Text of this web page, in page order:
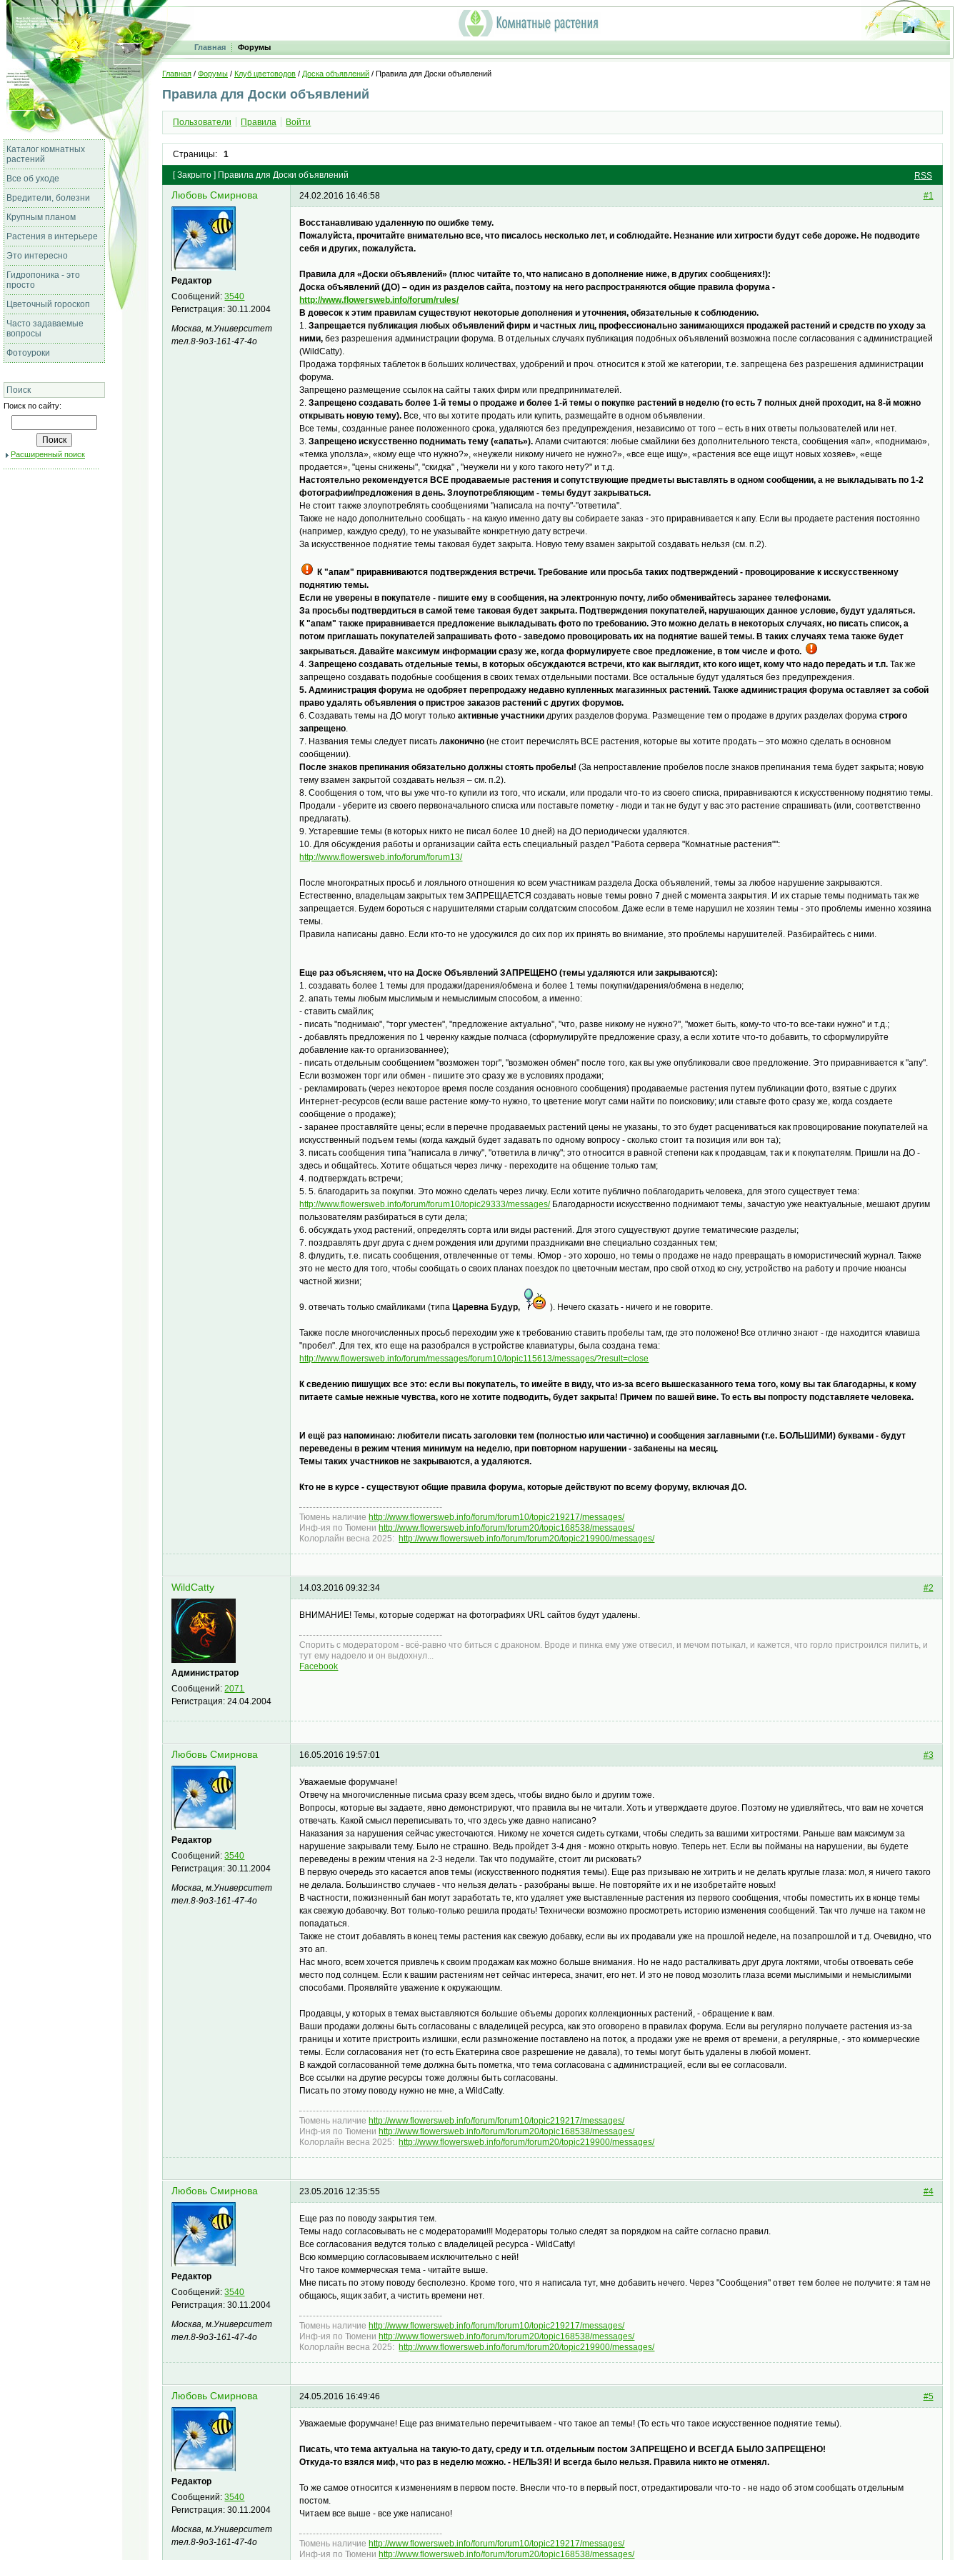
Главная Форумы
Каталог комнатных
растений
Все об уходе
Вредители, болезни
Крупным планом
Растения в интерьере
Это интересно
Гидропоника - это
просто
Цветочный гороскоп
Часто задаваемые
вопросы
Фотоуроки
Поиск
Поиск по сайту:
Расширенный поиск
Главная / Форумы / Клуб цветоводов / Доска объявлений / Правила для Доски объявлений
Правила для Доски объявлений
Пользователи Правила Войти
Страницы: 1
RSS
[Закрыто] Правила для Доски объявлений
Любовь Смирнова
Редактор
Сообщений:3540
Регистрация:30.11.2004
Москва, м.Университет
тел.8-9о3-161-47-4о
#1
24.02.2016 16:46:58
Восстанавливаю удаленную по ошибке тему.
Пожалуйста, прочитайте внимательно все, что писалось несколько лет, и соблюдайте. Незнание или хитрости будут себе дороже. Не подводите
себя и других, пожалуйста.
Правила для «Доски объявлений» (плюс читайте то, что написано в дополнение ниже, в других сообщениях!):
Доска объявлений (ДО) – один из разделов сайта, поэтому на него распространяются общие правила форума -
http://www.flowersweb.info/forum/rules/
В довесок к этим правилам существуют некоторые дополнения и уточнения, обязательные к соблюдению.
1.Запрещается публикация любых объявлений фирм и частных лиц, профессионально занимающихся продажей растений и средств по уходу за
ними, без разрешения администрации форума. В отдельных случаях публикация подобных объявлений возможна после согласования с администрацией
(WildCatty).
Продажа торфяных таблеток в больших количествах, удобрений и проч. относится к этой же категории, т.е. запрещена без разрешения администрации
форума.
Запрещено размещение ссылок на сайты таких фирм или предпринимателей.
2.Запрещено создавать более 1-й темы о продаже и более 1-й темы о покупке растений в неделю (то есть 7 полных дней проходит, на 8-й можно
открывать новую тему). Все, что вы хотите продать или купить, размещайте в одном объявлении.
Все темы, созданные ранее положенного срока, удаляются без предупреждения, независимо от того – есть в них ответы пользователей или нет.
3.Запрещено искусственно поднимать тему («апать»). Апами считаются: любые смайлики без дополнительного текста, сообщения «ап», «поднимаю»,
«темка уползла», «кому еще что нужно?», «неужели никому ничего не нужно?», «все еще ищу», «растения все еще ищут новых хозяев», «еще
продается», "цены снижены", "скидка" , "неужели ни у кого такого нету?" и т.д.
Настоятельно рекомендуется ВСЕ продаваемые растения и сопутствующие предметы выставлять в одном сообщении, а не выкладывать по 1-2
фотографии/предложения в день. Злоупотребляющим - темы будут закрываться.
Не стоит также злоупотреблять сообщениями "написала на почту"-"ответила".
Также не надо дополнительно сообщать - на какую именно дату вы собираете заказ - это приравнивается к апу. Если вы продаете растения постоянно
(например, каждую среду), то не указывайте конкретную дату встречи.
За искусственное поднятие темы таковая будет закрыта. Новую тему взамен закрытой создавать нельзя (см. п.2).
К "апам" приравниваются подтверждения встречи. Требование или просьба таких подтверждений - провоцирование к исскусственному
поднятию темы.
Если не уверены в покупателе - пишите ему в сообщения, на электронную почту, либо обменивайтесь заранее телефонами.
За просьбы подтвердиться в самой теме таковая будет закрыта. Подтверждения покупателей, нарушающих данное условие, будут удаляться.
К "апам" также приравнивается предложение выкладывать фото по требованию. Это можно делать в некоторых случаях, но писать список, а
потом приглашать покупателей запрашивать фото - заведомо провоцировать их на поднятие вашей темы. В таких случаях тема также будет
закрываться. Давайте максимум информации сразу же, когда формулируете свое предложение, в том числе и фото.
4. Запрещено создавать отдельные темы, в которых обсуждаются встречи, кто как выглядит, кто кого ищет, кому что надо передать и т.п. Так же
запрещено создавать подобные сообщения в своих темах отдельными постами. Все остальные будут удаляться без предупреждения.
5. Администрация форума не одобряет перепродажу недавно купленных магазинных растений. Также администрация форума оставляет за собой
право удалять объявления о пристрое заказов растений с других форумов.
6. Создавать темы на ДО могут толькоактивные участники других разделов форума. Размещение тем о продаже в других разделах форумастрого
запрещено.
7. Названия темы следует писатьлаконично(не стоит перечислять ВСЕ растения, которые вы хотите продать – это можно сделать в основном
сообщении).
После знаков препинания обязательно должны стоять пробелы! (За непроставление пробелов после знаков препинания тема будет закрыта; новую
тему взамен закрытой создавать нельзя – см. п.2).
8. Сообщения о том, что вы уже что-то купили из того, что искали, или продали что-то из своего списка, приравниваются к искусственному поднятию темы.
Продали - уберите из своего первоначального списка или поставьте пометку - люди и так не будут у вас это растение спрашивать (или, соответственно
предлагать).
9. Устаревшие темы (в которых никто не писал более 10 дней) на ДО периодически удаляются.
10. Для обсуждения работы и организации сайта есть специальный раздел "Работа сервера "Комнатные растения"":
http://www.flowersweb.info/forum/forum13/
После многократных просьб и лояльного отношения ко всем участникам раздела Доска объявлений, темы за любое нарушение закрываются.
Естественно, владельцам закрытых тем ЗАПРЕЩАЕТСЯ создавать новые темы ровно 7 дней с момента закрытия. И их старые темы поднимать так же
запрещается. Будем бороться с нарушителями старым солдатским способом. Даже если в теме нарушил не хозяин темы - это проблемы именно хозяина
темы.
Правила написаны давно. Если кто-то не удосужился до сих пор их принять во внимание, это проблемы нарушителей. Разбирайтесь с ними.
Еще раз объясняем, что на Доске Объявлений ЗАПРЕЩЕНО (темы удаляются или закрываются):
1. создавать более 1 темы для продажи/дарения/обмена и более 1 темы покупки/дарения/обмена в неделю;
2. апать темы любым мыслимым и немыслимым способом, а именно:
- ставить смайлик;
- писать "поднимаю", "торг уместен", "предложение актуально", "что, разве никому не нужно?", "может быть, кому-то что-то все-таки нужно" и т.д.;
- добавлять предложения по 1 черенку каждые полчаса (сформулируйте предложение сразу, а если хотите что-то добавить, то сформулируйте
добавление как-то организованнее);
- писать отдельным сообщением "возможен торг", "возможен обмен" после того, как вы уже опубликовали свое предложение. Это приравнивается к "апу".
Если возможен торг или обмен - пишите это сразу же в условиях продажи;
- рекламировать (через некоторое время после создания основного сообщения) продаваемые растения путем публикации фото, взятые с других
Интернет-ресурсов (если ваше растение кому-то нужно, то цветение могут сами найти по поисковику; или ставьте фото сразу же, когда создаете
сообщение о продаже);
- заранее проставляйте цены; если в перечне продаваемых растений цены не указаны, то это будет расцениваться как провоцирование покупателей на
искусственный подъем темы (когда каждый будет задавать по одному вопросу - сколько стоит та позиция или вон та);
3. писать сообщения типа "написала в личку", "ответила в личку"; это относится в равной степени как к продавцам, так и к покупателям. Пришли на ДО -
здесь и общайтесь. Хотите общаться через личку - переходите на общение только там;
4. подтверждать встречи;
5. 5. благодарить за покупки. Это можно сделать через личку. Если хотите публично поблагодарить человека, для этого существует тема:
http://www.flowersweb.info/forum/forum10/topic29333/messages/Благодарности искусственно поднимают темы, зачастую уже неактуальные, мешают другим
пользователям разбираться в сути дела;
6. обсуждать уход растений, определять сорта или виды растений. Для этого сущуествуют другие тематические разделы;
7. поздравлять друг друга с днем рождения или другими праздниками вне специально созданных тем;
8. флудить, т.е. писать сообщения, отвлеченные от темы. Юмор - это хорошо, но темы о продаже не надо превращать в юмористический журнал. Также
это не место для того, чтобы сообщать о своих планах поездок по цветочным местам, про свой отход ко сну, устройство на работу и прочие нюансы
частной жизни;
9. отвечать только смайликами (типаЦаревна Будур, ). Нечего сказать - ничего и не говорите.
Также после многочисленных просьб переходим уже к требованию ставить пробелы там, где это положено! Все отлично знают - где находится клавиша
"пробел". Для тех, кто еще на разобрался в устройстве клавиатуры, была создана тема:
http://www.flowersweb.info/forum/messages/forum10/topic115613/messages/?result=close
К сведению пишущих все это: если вы покупатель, то имейте в виду, что из-за всего вышесказанного тема того, кому вы так благодарны, к кому
питаете самые нежные чувства, кого не хотите подводить, будет закрыта! Причем по вашей вине. То есть вы попросту подставляете человека.
И ещё раз напоминаю: любители писать заголовки тем (полностью или частично) и сообщения заглавными (т.е. БОЛЬШИМИ) буквами - будут
переведены в режим чтения минимум на неделю, при повторном нарушении - забанены на месяц.
Темы таких участников не закрываются, а удаляются.
Кто не в курсе - существуют общие правила форума, которые действуют по всему форуму, включая ДО.
Тюмень наличие http://www.flowersweb.info/forum/forum10/topic219217/messages/
Инф-ия по Тюмени http://www.flowersweb.info/forum/forum20/topic168538/messages/
Колорлайн весна 2025: http://www.flowersweb.info/forum/forum20/topic219900/messages/
WildCatty
Администратор
Сообщений:2071
Регистрация:24.04.2004
#2
14.03.2016 09:32:34
ВНИМАНИЕ! Темы, которые содержат на фотографиях URL сайтов будут удалены.
Спорить с модератором - всё-равно что биться с драконом. Вроде и пинка ему уже отвесил, и мечом потыкал, и кажется, что горло пристроился пилить, и
тут ему надоело и он выдохнул...
Facebook
Любовь Смирнова
Редактор
Сообщений:3540
Регистрация:30.11.2004
Москва, м.Университет
тел.8-9о3-161-47-4о
#3
16.05.2016 19:57:01
Уважаемые форумчане!
Отвечу на многочисленные письма сразу всем здесь, чтобы видно было и другим тоже.
Вопросы, которые вы задаете, явно демонстрируют, что правила вы не читали. Хоть и утверждаете другое. Поэтому не удивляйтесь, что вам не хочется
отвечать. Какой смысл переписывать то, что здесь уже давно написано?
Наказания за нарушения сейчас ужесточаются. Никому не хочется сидеть сутками, чтобы следить за вашими хитростями. Раньше вам максимум за
нарушение закрывали тему. Было не страшно. Ведь пройдет 3-4 дня - можно открыть новую. Теперь нет. Если вы пойманы на нарушении, вы будете
переведены в режим чтения на 2-3 недели. Так что подумайте, стоит ли рисковать?
В первую очередь это касается апов темы (искусственного поднятия темы). Еще раз призываю не хитрить и не делать круглые глаза: мол, я ничего такого
не делала. Большинство случаев - что нельзя делать - разобраны выше. Не повторяйте их и не изобретайте новых!
В частности, пожизненный бан могут заработать те, кто удаляет уже выставленные растения из первого сообщения, чтобы поместить их в конце темы
как свежую добавочку. Вот только-только решила продать! Технически возможно просмотреть историю изменения сообщений. Так что лучше на таком не
попадаться.
Также не стоит добавлять в конец темы растения как свежую добавку, если вы их продавали уже на прошлой неделе, на позапрошлой и т.д. Очевидно, что
это ап.
Нас много, всем хочется привлечь к своим продажам как можно больше внимания. Но не надо расталкивать друг друга локтями, чтобы отвоевать себе
место под солнцем. Если к вашим растениям нет сейчас интереса, значит, его нет. И это не повод мозолить глаза всеми мыслимыми и немыслимыми
способами. Проявляйте уважение к окружающим.
Продавцы, у которых в темах выставляются большие объемы дорогих коллекционных растений, - обращение к вам.
Ваши продажи должны быть согласованы с владелицей ресурса, как это оговорено в правилах форума. Если вы регулярно получаете растения из-за
границы и хотите пристроить излишки, если размножение поставлено на поток, а продажи уже не время от времени, а регулярные, - это коммерческие
темы. Если согласования нет (то есть Екатерина свое разрешение не давала), то темы могут быть удалены в любой момент.
В каждой согласованной теме должна быть пометка, что тема согласована с администрацией, если вы ее согласовали.
Все ссылки на другие ресурсы тоже должны быть согласованы.
Писать по этому поводу нужно не мне, а WildCatty.
Тюмень наличие http://www.flowersweb.info/forum/forum10/topic219217/messages/
Инф-ия по Тюмени http://www.flowersweb.info/forum/forum20/topic168538/messages/
Колорлайн весна 2025: http://www.flowersweb.info/forum/forum20/topic219900/messages/
Любовь Смирнова
Редактор
Сообщений:3540
Регистрация:30.11.2004
Москва, м.Университет
тел.8-9о3-161-47-4о
#4
23.05.2016 12:35:55
Еще раз по поводу закрытия тем.
Темы надо согласовывать не с модераторами!!! Модераторы только следят за порядком на сайте согласно правил.
Все согласования ведутся только с владелицей ресурса - WildCatty!
Всю коммерцию согласовываем исключительно с ней!
Что такое коммерческая тема - читайте выше.
Мне писать по этому поводу бесполезно. Кроме того, что я написала тут, мне добавить нечего. Через "Сообщения" ответ тем более не получите: я там не
общаюсь, ящик забит, а чистить времени нет.
Тюмень наличие http://www.flowersweb.info/forum/forum10/topic219217/messages/
Инф-ия по Тюмени http://www.flowersweb.info/forum/forum20/topic168538/messages/
Колорлайн весна 2025: http://www.flowersweb.info/forum/forum20/topic219900/messages/
Любовь Смирнова
Редактор
Сообщений:3540
Регистрация:30.11.2004
Москва, м.Университет
тел.8-9о3-161-47-4о
#5
24.05.2016 16:49:46
Уважаемые форумчане! Еще раз внимательно перечитываем - что такое ап темы! (То есть что такое искусственное поднятие темы).
Писать, что тема актуальна на такую-то дату, среду и т.п. отдельным постом ЗАПРЕЩЕНО И ВСЕГДА БЫЛО ЗАПРЕЩЕНО!
Откуда-то взялся миф, что раз в неделю можно. - НЕЛЬЗЯ! И всегда было нельзя. Правила никто не отменял.
То же самое относится к изменениям в первом посте. Внесли что-то в первый пост, отредактировали что-то - не надо об этом сообщать отдельным
постом.
Читаем все выше - все уже написано!
Тюмень наличие http://www.flowersweb.info/forum/forum10/topic219217/messages/
Инф-ия по Тюмени http://www.flowersweb.info/forum/forum20/topic168538/messages/